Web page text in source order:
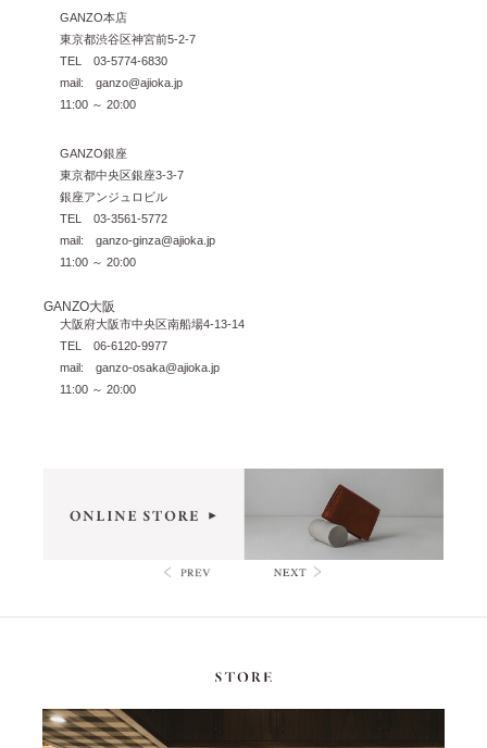
GANZO本店
東京都渋谷区神宮前5-2-7
TEL 03-5774-6830
mail: ganzo@ajioka.jp
11:00 ～ 20:00
GANZO銀座
東京都中央区銀座3-3-7
銀座アンジュロビル
TEL 03-3561-5772
mail: ganzo-ginza@ajioka.jp
11:00 ～ 20:00
GANZO大阪
大阪府大阪市中央区南船場4-13-14
TEL 06-6120-9977
mail: ganzo-osaka@ajioka.jp
11:00 ～ 20:00